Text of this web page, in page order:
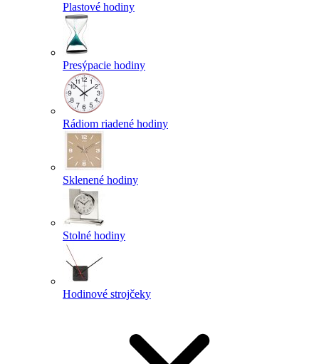
Plastové hodiny
Presýpacie hodiny
Rádiom riadené hodiny
Sklenené hodiny
Stolné hodiny
Hodinové strojčeky